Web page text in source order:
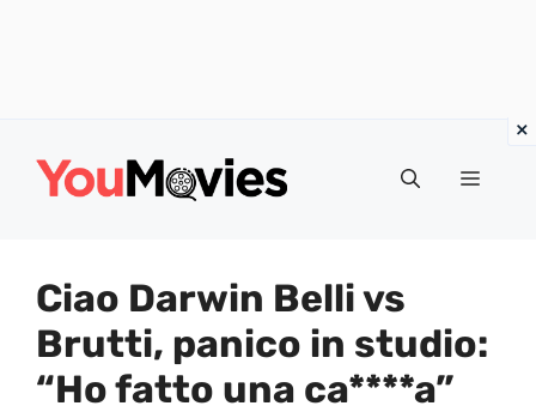
Menu
Ciao Darwin Belli vs
Brutti, panico in studio:
“Ho fatto una ca****a”